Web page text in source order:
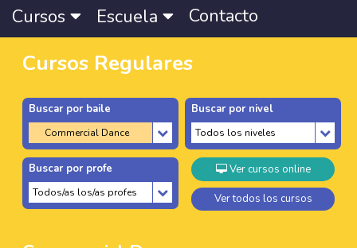
Cursos Escuela Contacto
Cursos Regulares
Buscar por baile Buscar por nivel
Buscar por profe Ver cursos online
Ver todos los cursos